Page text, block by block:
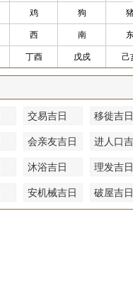
鸡 狗
西 南
丁酉 戊戍 己
交易吉日 移徙吉日
会亲友吉日 进人口
沐浴吉日 理发吉日
安机械吉日 破屋吉日